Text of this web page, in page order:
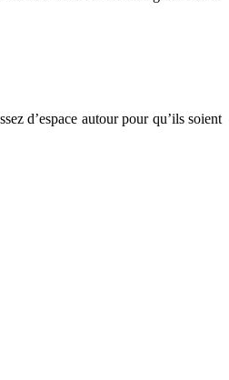
d’espace autour pour qu’ils soient